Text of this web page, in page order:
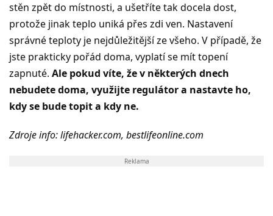
stěn zpět do místnosti, a ušetříte tak docela dost,
protože jinak teplo uniká přes zdi ven. Nastavení
správné teploty je nejdůležitější ze všeho. V případě, že
jste prakticky pořád doma, vyplatí se mít topení
zapnuté. Ale pokud víte, že v některých dnech
nebudete doma, využijte regulátor a nastavte ho,
kdy se bude topit a kdy ne.
Zdroje info: lifehacker.com, bestlifeonline.com
Reklama